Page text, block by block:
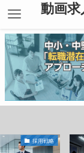
動画
採用戦略